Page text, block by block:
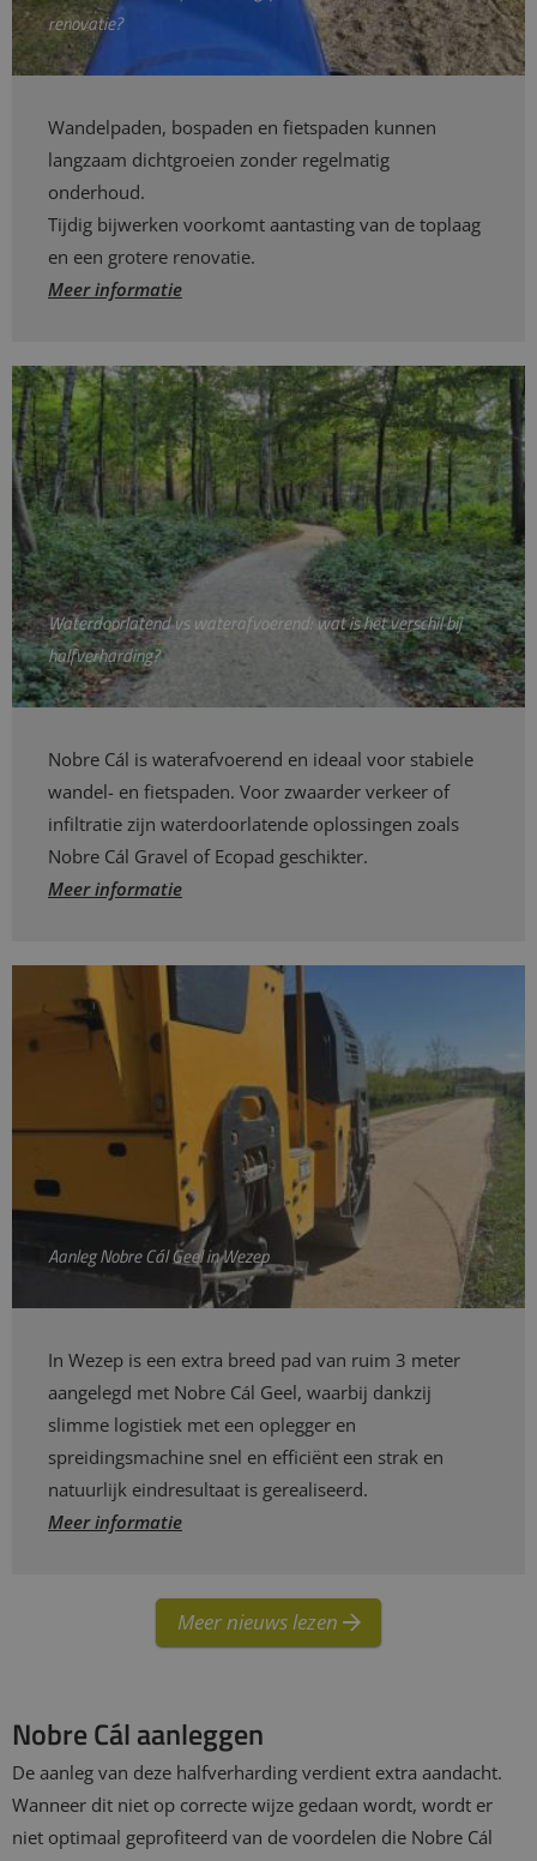
renovatie?
Wandelpaden, bospaden en fietspaden kunnen
langzaam dichtgroeien zonder regelmatig
onderhoud.
Tijdig bijwerken voorkomt aantasting van de toplaag
en een grotere renovatie.
Meer informatie
Waterdoorlatend vs waterafvoerend: wat is het verschil bij
halfverharding?
Nobre Cál is waterafvoerend en ideaal voor stabiele
wandel- en fietspaden. Voor zwaarder verkeer of
infiltratie zijn waterdoorlatende oplossingen zoals
Nobre Cál Gravel of Ecopad geschikter.
Meer informatie
Aanleg Nobre Cál Geel in Wezep
In Wezep is een extra breed pad van ruim 3 meter
aangelegd met Nobre Cál Geel, waarbij dankzij
slimme logistiek met een oplegger en
spreidingsmachine snel en efficiënt een strak en
natuurlijk eindresultaat is gerealiseerd.
Meer informatie
Meer nieuws lezen
Nobre Cál aanleggen
De aanleg van deze halfverharding verdient extra aandacht.
Wanneer dit niet op correcte wijze gedaan wordt, wordt er
niet optimaal geprofiteerd van de voordelen die Nobre Cál